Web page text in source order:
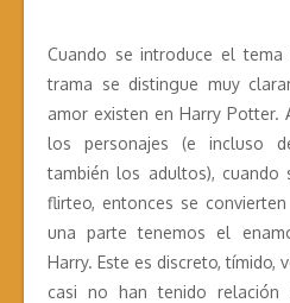
Cuando se introduce el
trama se distingue muy
amor existen en Harry Potter.
los personajes (e incluso
también los adultos), cuando
flirteo, entonces se
una parte tenemos el
Harry. Este es discreto, tímido,
casi no han tenido relación